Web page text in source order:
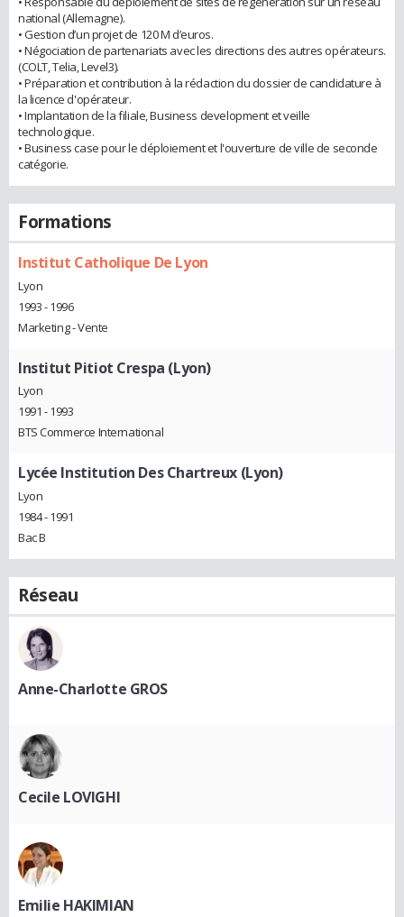
national (Allemagne).
• Gestion d’un projet de 120 M d’euros.
• Négociation de partenariats avec les directions des autres opérateurs.
(COLT, Telia, Level3).
• Préparation et contribution à la rédaction du dossier de candidature à
la licence d'opérateur.
• Implantation de la filiale, Business development et veille
technologique.
• Business case pour le déploiement et l'ouverture de ville de seconde
catégorie.
Formations
Institut Catholique De Lyon
Lyon
1993 - 1996
Marketing - Vente
Institut Pitiot Crespa (Lyon)
Lyon
1991 - 1993
BTS Commerce International
Lycée Institution Des Chartreux (Lyon)
Lyon
1984 - 1991
Bac B
Réseau
Anne-Charlotte GROS
Cecile LOVIGHI
Emilie HAKIMIAN